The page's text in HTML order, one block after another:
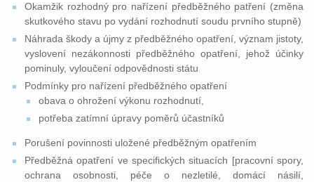
Okamžik rozhodný pro nařízení předběžného patření (změna
skutkového stavu po vydání rozhodnutí soudu prvního stupně)
Náhrada škody a újmy z předběžného opatření, význam jistoty,
vyslovení nezákonnosti předběžného opatření, jehož účinky
pominuly, vyloučení odpovědnosti státu
Podmínky pro nařízení předběžného opatření
obava o ohrožení výkonu rozhodnutí,
potřeba zatímní úpravy poměrů účastníků
Porušení povinnosti uložené předběžným opatřením
Předběžná opatření ve specifických situacích [pracovní spory,
ochrana osobnosti, péče o nezletilé, domácí násilí,